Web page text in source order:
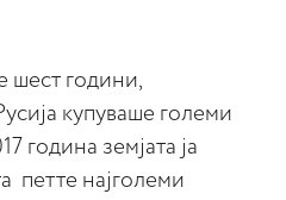
шест години,
купуваше големи
година земјата ја
петте најголеми